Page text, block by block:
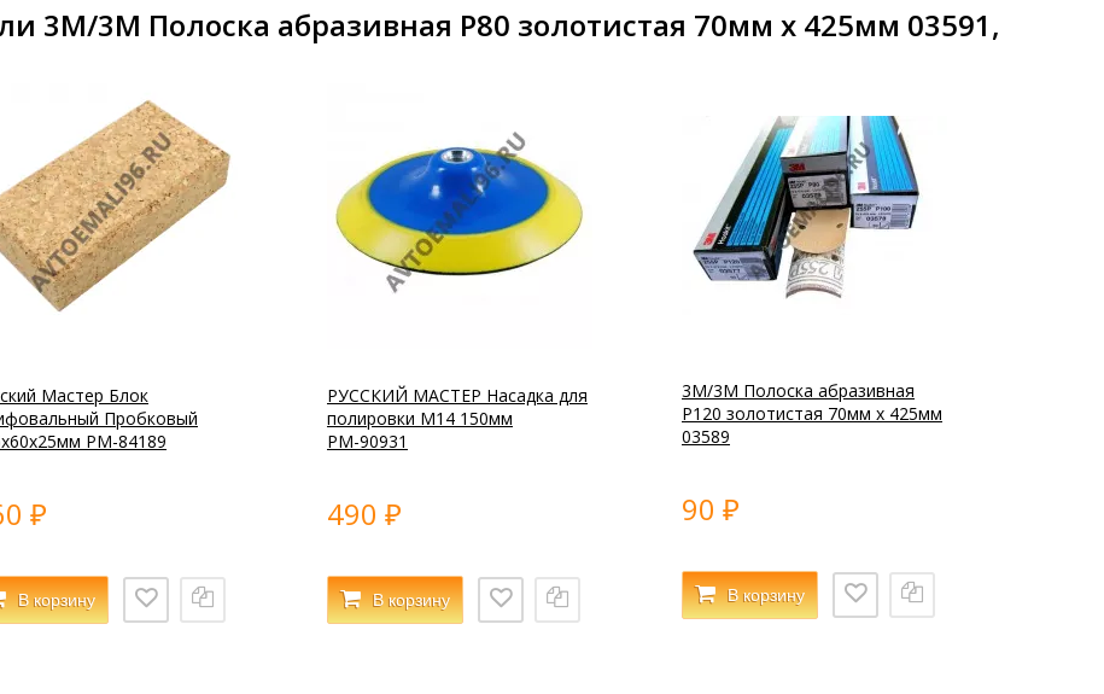
3M/3М Полоска абразивная P80 золотистая 70мм x 425мм 03591,
Мастер Блок
Пробковый
РМ-84189
₽
В корзину
РУССКИЙ МАСТЕР Насадка для
полировки М14 150мм
РМ-90931
490 ₽
В корзину
3M/3М Полоска абразивная
P120 золотистая 70мм x 425мм
03589
90 ₽
В корзину